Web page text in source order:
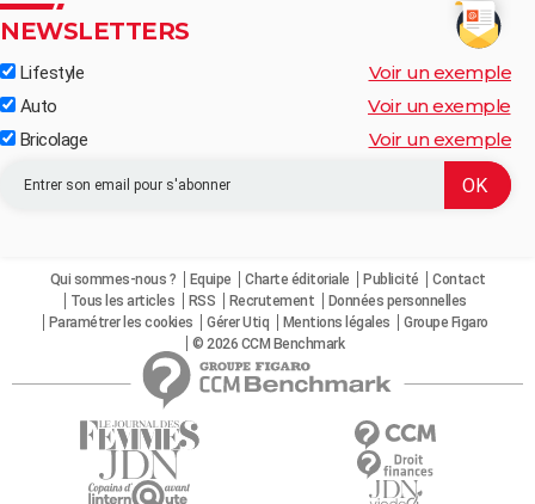
NEWSLETTERS
Lifestyle Voir un exemple
Auto Voir un exemple
Bricolage Voir un exemple
Qui sommes-nous ? Equipe Charte éditoriale Publicité
Contact
Tous les articles
RSS Recrutement
Données personnelles
Paramétrer les cookies
Gérer Utiq Mentions légales
Groupe Figaro
© 2026 CCM Benchmark